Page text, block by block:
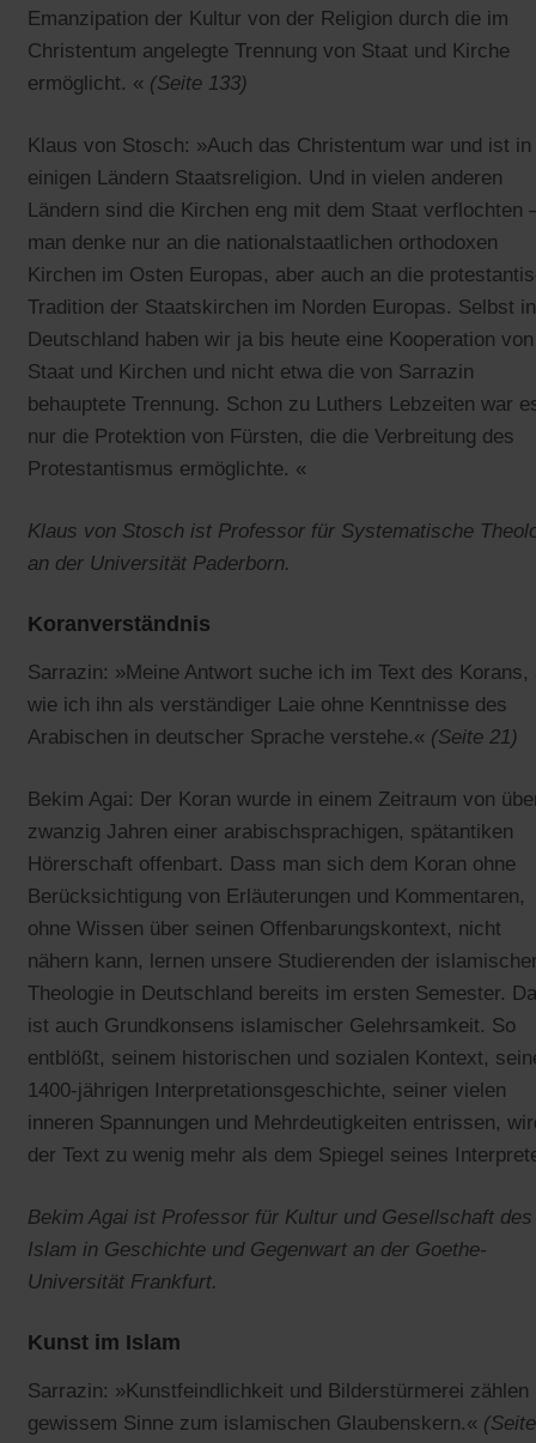
Emanzipation der Kultur von der Religion durch die im
Christentum angelegte Trennung von Staat und Kirche
ermöglicht. « (Seite 133)
Klaus von Stosch: »Auch das Christentum war und ist in
einigen Ländern Staatsreligion. Und in vielen anderen
Ländern sind die Kirchen eng mit dem Staat verflochten
man denke nur an die nationalstaatlichen orthodoxen
Kirchen im Osten Europas, aber auch an die
Tradition der Staatskirchen im Norden Europas. Selbst in
Deutschland haben wir ja bis heute eine Kooperation von
Staat und Kirchen und nicht etwa die von Sarrazin
behauptete Trennung. Schon zu Luthers Lebzeiten war
nur die Protektion von Fürsten, die die Verbreitung des
Protestantismus ermöglichte. «
Klaus von Stosch ist Professor für Systematische
an der Universität Paderborn.
Koranverständnis
Sarrazin: »Meine Antwort suche ich im Text des Korans,
wie ich ihn als verständiger Laie ohne Kenntnisse des
Arabischen in deutscher Sprache verstehe.« (Seite 21)
Bekim Agai: Der Koran wurde in einem Zeitraum von
zwanzig Jahren einer arabischsprachigen, spätantiken
Hörerschaft offenbart. Dass man sich dem Koran ohne
Berücksichtigung von Erläuterungen und Kommentaren,
ohne Wissen über seinen Offenbarungskontext, nicht
nähern kann, lernen unsere Studierenden der
Theologie in Deutschland bereits im ersten Semester.
ist auch Grundkonsens islamischer Gelehrsamkeit. So
entblößt, seinem historischen und sozialen Kontext,
1400-jährigen Interpretationsgeschichte, seiner vielen
inneren Spannungen und Mehrdeutigkeiten entrissen,
der Text zu wenig mehr als dem Spiegel seines
Bekim Agai ist Professor für Kultur und Gesellschaft des
Islam in Geschichte und Gegenwart an der Goethe-
Universität Frankfurt.
Kunst im Islam
Sarrazin: »Kunstfeindlichkeit und Bilderstürmerei zählen
gewissem Sinne zum islamischen Glaubenskern.« (Seite